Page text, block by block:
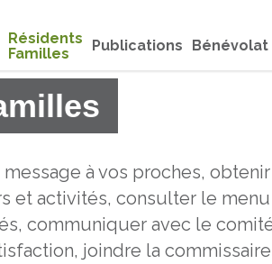
Résidents
Familles
Publications Bénévolat
à vos proches,
et activités, consulter le
communiquer avec le
joindre la